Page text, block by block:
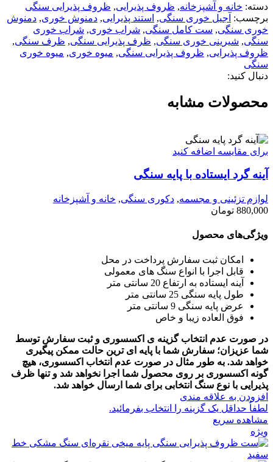
دسته: خانه و آشپزخانه, ظروف پذیرایی, ظروف پذیرایی سنگی
برچسب: آجیل خوری سنگی, استند پذیرایی, دمنوش خوری, دمنوش
خوری سنگی, ست کامل سنگی, شراب خوری, شراب خوری
سنگی, شیرینی خوری سنگی, ظرف پذیرایی سنگی, ظرف سنگی,
ظروف پذیرایی, ظروف پذیرایی سنگی, میوه خوری, میوه خوری
سنگی
دنبال کنید:
محصولات مشابه
برای مقایسه اضافه کنید
آینه گرد ایستاده با پایه سنگی
لوازم تزئینی و مجسمه, دکوری سنگی, خانه و آشپزخانه
880,000 تومان
ویژگی‌های محصول
امکان ثبت سفارش پرداخت در محل
قابل اجرا با انواع سنگ های معمولی
آینه ایستاده به ارتفاع 20 سانتی متر
طول پایه سنگی 25 سانتی متر
عرض پایه سنگی 9 سانتی متر
فوق العاده زیبا و خاص
در صورت عدم انتخاب گزینه ی اکسسوری و ثبت سفارش توسط
شما عزیزان؛ سفارش شما با پایه ای ترین حالت ممکن پیگیری
خواهد شد. به طور مثال در صورت عدم انتخاب اکسسوری، هیچ
گونه اکسسوری بر روی محصول شما اجرا نخواهد شد و تنها ظرف
پذیرایی با نوع سنگ انتخابی برای شما ارسال خواهد شد.
افزودن به علاقه مندی
لطفاٌ حداقل یک گزینه را انتخاب بفرمائید.
مشاهده سریع
ویژه